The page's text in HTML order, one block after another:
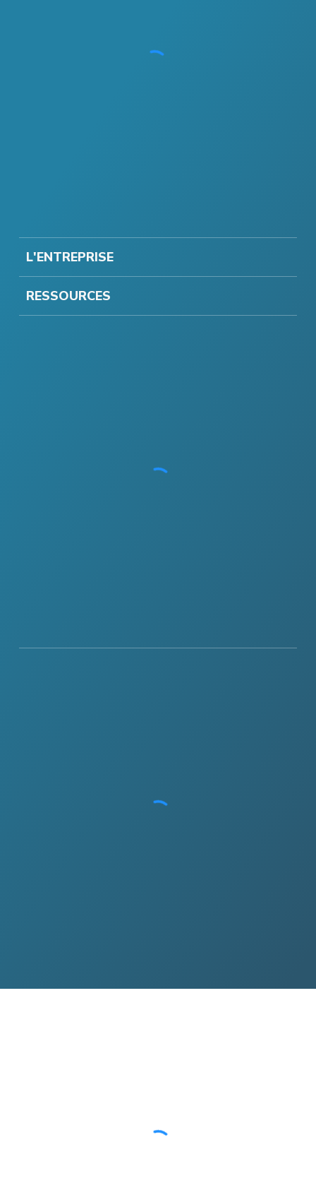
L'ENTREPRISE
RESSOURCES